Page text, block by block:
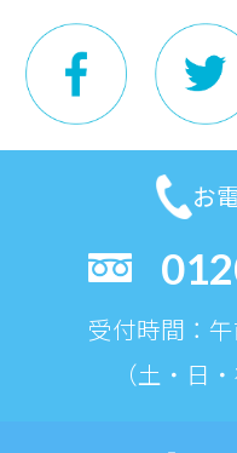
お
受付時間：
（土・日